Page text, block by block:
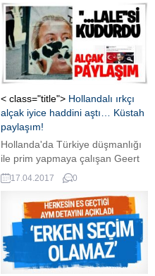
aracını düşürdüğünü duyurdu.
< class="title"> Hollandalı ırkçı
alçak iyice haddini aştı… Küstah
paylaşım!
Hollanda'da Türkiye düşmanlığı
ile prim yapmaya çalışan Geert
Wilders, Türkiye'nin bugün
referandumda daha fazla
İslamofaşizmi seçtiğini söyledi.
17.04.2017 0